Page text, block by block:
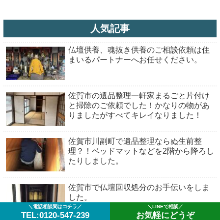
人気記事
仏壇供養、魂抜き供養のご相談依頼は住
まいるパートナーへお任せください。
佐賀市の遺品整理一軒家まるごと片付け
と掃除のご依頼でした！かなりの物があ
りましたがすべてキレイなりました！
佐賀市川副町で遺品整理ならぬ生前整
理？！ベッドマットなどを2階から降ろし
たりしました。
佐賀市で仏壇回収処分のお手伝いをしま
した。
＼電話相談問はコチラ／
TEL:0120-547-239
＼LINEで相談／
お気軽にどうぞ